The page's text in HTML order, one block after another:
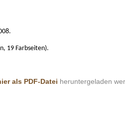
19 Farbseiten).
als PDF-Datei heruntergeladen